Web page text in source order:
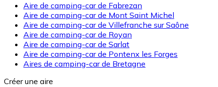
Aire de camping-car de Fabrezan
Aire de camping-car de Mont Saint Michel
Aire de camping-car de Villefranche sur Saône
Aire de camping-car de Royan
Aire de camping-car de Sarlat
Aire de camping-car de Pontenx les Forges
Aires de camping-car de Bretagne
Créer une aire